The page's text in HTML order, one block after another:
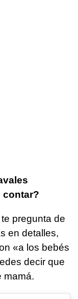
contar?
pregunta de
en detalles,
«a los bebés
decir que
mamá.